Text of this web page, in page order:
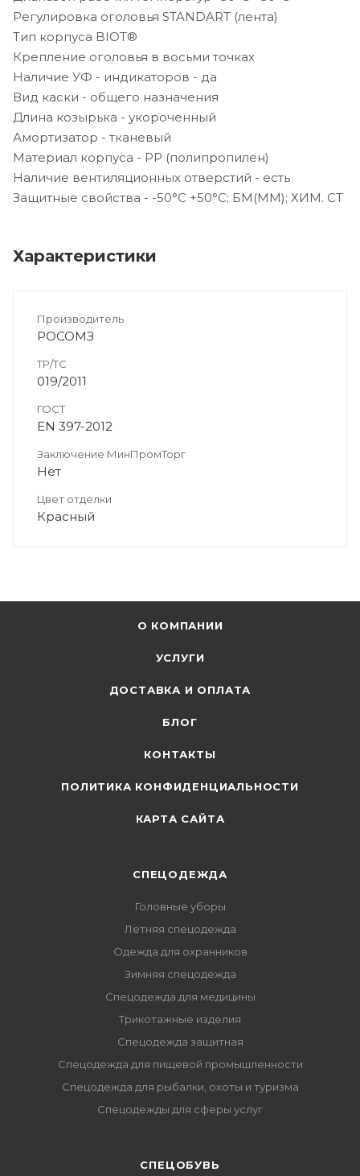
Регулировка оголовья STANDART (лента)
Тип корпуса BIOT®
Крепление оголовья в восьми точках
Наличие УФ - индикаторов - да
Вид каски - общего назначения
Длина козырька - укороченный
Амортизатор - тканевый
Материал корпуса - PP (полипропилен)
Наличие вентиляционных отверстий - есть
Защитные свойства - -50°C +50°C; БM(ММ); ХИМ. СТ
Характеристики
Производитель
РОСОМЗ
ТР/ТС
019/2011
ГОСТ
EN 397-2012
Заключение МинПромТорг
Нет
Цвет отделки
Красный
О КОМПАНИИ
УСЛУГИ
ДОСТАВКА И ОПЛАТА
БЛОГ
КОНТАКТЫ
ПОЛИТИКА КОНФИДЕНЦИАЛЬНОСТИ
КАРТА САЙТА
СПЕЦОДЕЖДА
Головные уборы
Летняя спецодежда
Одежда для охранников
Зимняя спецодежда
Спецодежда для медицины
Трикотажные изделия
Спецодежда защитная
Спецодежда для пищевой промышленности
Спецодежда для рыбалки, охоты и туризма
Спецодежды для сферы услуг
CПЕЦОБУВЬ